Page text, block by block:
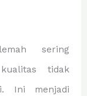
sering
tidak
Ini menjadi